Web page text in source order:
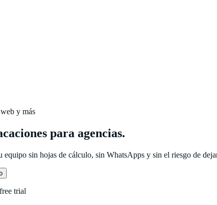
y más
para agencias.
equipo sin hojas de cálculo, sin WhatsApps y sin el riesgo de
trial